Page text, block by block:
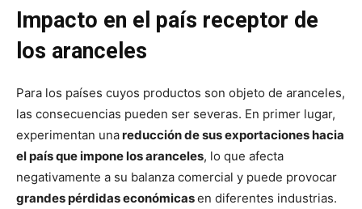
Impacto en el país receptor de
los aranceles
Para los países cuyos productos son objeto de aranceles,
las consecuencias pueden ser severas. En primer lugar,
experimentan unareducción de sus exportaciones hacia
el país que impone los aranceles, lo que afecta
negativamente a su balanza comercial y puede provocar
grandes pérdidas económicasen diferentes industrias.